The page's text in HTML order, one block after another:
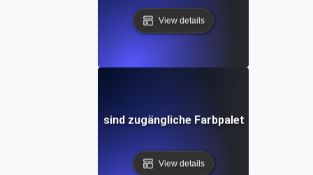
View details
Was sind zugängliche Farbpaletten?
View details